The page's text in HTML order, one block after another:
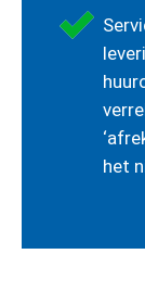
het